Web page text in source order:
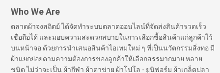
Who We Are
ตลาดผ้าจงสถิตย์ ได้จัดทำระบบตลาดออนไลน์ที่จัดส่งสินค้ารวดเร็ว
เชื่อถือได้ และมอบความสะดวกสบายในการเลือกซื้อสินค้าแก่ลูกค้าไว้
บนหน้าจอ ด้วยการนำเสนอสินค้าไอเทมใหม่ ๆ ที่เป็นนวัตกรรมสิ่งทอ มี
ผ้าแยกย่อยตามความต้องการของลูกค้าให้เลือกสรรมากมาย หลาย
ชนิด ไม่ว่าจะเป็น ผ้ากีฬา ผ้าตาข่าย ผ้าโปโล - ยูนิฟอร์ม ผ้าเกล็ดปลา